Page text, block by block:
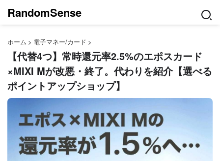
RandomSense
ホーム > 電子マネー/カード >
【代替4つ】常時還元率2.5%のエポスカード
×MIXI Mが改悪・終了。代わりを紹介【選べる
ポイントアップショップ】